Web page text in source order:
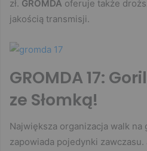
zł. GROMDA oferuje także
jakością transmisji.
GROMDA 17:
ze Słomką!
Największa organizacja walk na
zapowiada pojedynki